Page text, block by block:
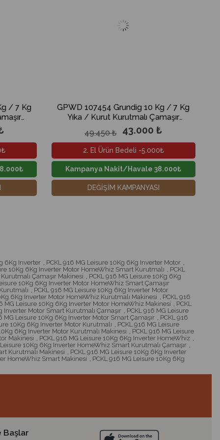
/ 7 Kg
GPWD 107454 Grundig 10 Kg / 7 Kg
Yıka / Kurut Kurutmalı Çamaşır
Makinesi
43.000 ₺
49.450 ₺
2. El Ürün Bedeli -5.000₺
Kampanya Nakit/Havale 38.000₺
DEĞİŞİM KAMPANYASI
6Kg Inverter PCKL 916 MG Leisure 10Kg 6Kg Inverter Motor
10Kg 6Kg Inverter Motor HomeWhiz Smart Kurutmalı
PCKL
Çamaşır Makinesi
PCKL 916 MG Leisure 10Kg 6Kg
10Kg 6Kg Inverter Motor HomeWhiz Smart Çamaşır
PCKL 916 MG Leisure 10Kg 6Kg Inverter Motor
6Kg Inverter Motor HomeWhiz Kurutmalı Makinesi
PCKL 916
MG Leisure 10Kg 6Kg Inverter Motor HomeWhiz Makinesi
PCKL
Inverter Motor Smart Kurutmalı Çamaşır
PCKL 916 MG Leisure
MG Leisure 10Kg 6Kg Inverter Motor Smart Çamaşır
PCKL 916
10Kg 6Kg Inverter Motor Kurutmalı
PCKL 916 MG Leisure
6Kg Inverter Motor Kurutmalı Makinesi
PCKL 916 MG Leisure
Makinesi PCKL 916 MG Leisure 10Kg 6Kg Inverter HomeWhiz
Leisure 10Kg 6Kg Inverter HomeWhiz Smart Kurutmalı Çamaşır
Kurutmalı Makinesi
PCKL 916 MG Leisure 10Kg 6Kg Inverter
HomeWhiz Smart Makinesi
PCKL 916 MG Leisure 10Kg 6Kg
Başlar